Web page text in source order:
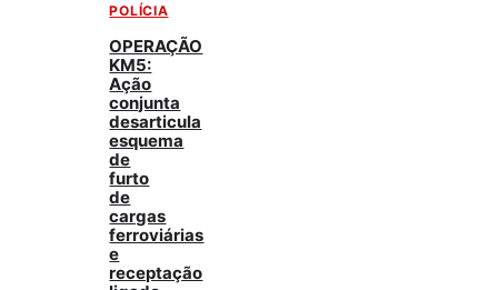
POLÍCIA
OPERAÇÃO
KM5:
Ação
conjunta
desarticula
esquema
de
furto
de
cargas
ferroviárias
e
receptação